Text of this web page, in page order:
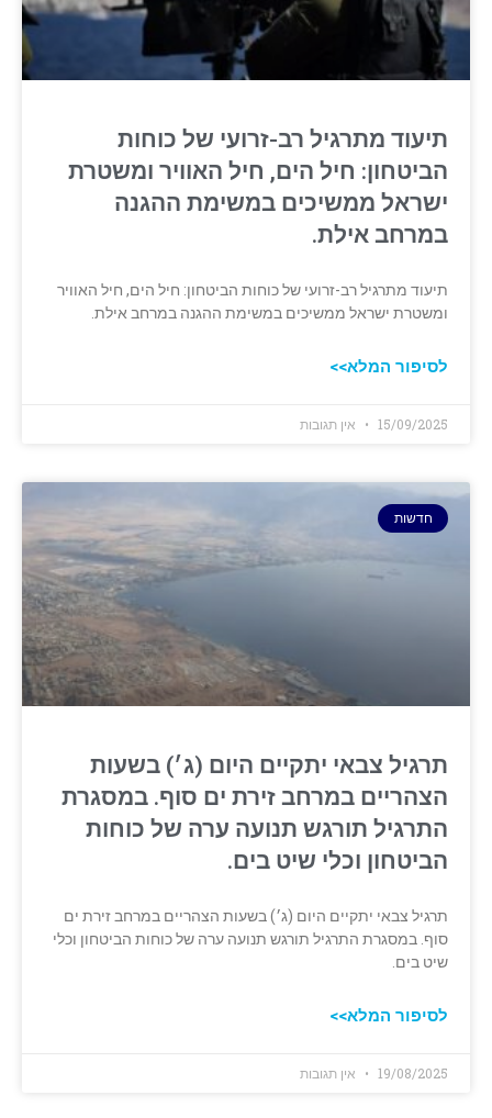
תיעוד מתרגיל רב-זרועי של כוחות
הביטחון: חיל הים, חיל האוויר ומשטרת
ישראל ממשיכים במשימת ההגנה
במרחב אילת.
תיעוד מתרגיל רב-זרועי של כוחות הביטחון: חיל הים, חיל האוויר
ומשטרת ישראל ממשיכים במשימת ההגנה במרחב אילת.
לסיפור המלא>>
15/09/2025 אין תגובות
חדשות
תרגיל צבאי יתקיים היום (ג׳) בשעות
הצהריים במרחב זירת ים סוף. במסגרת
התרגיל תורגש תנועה ערה של כוחות
הביטחון וכלי שיט בים.
תרגיל צבאי יתקיים היום (ג׳) בשעות הצהריים במרחב זירת ים
סוף. במסגרת התרגיל תורגש תנועה ערה של כוחות הביטחון וכלי
שיט בים.
לסיפור המלא>>
19/08/2025 אין תגובות